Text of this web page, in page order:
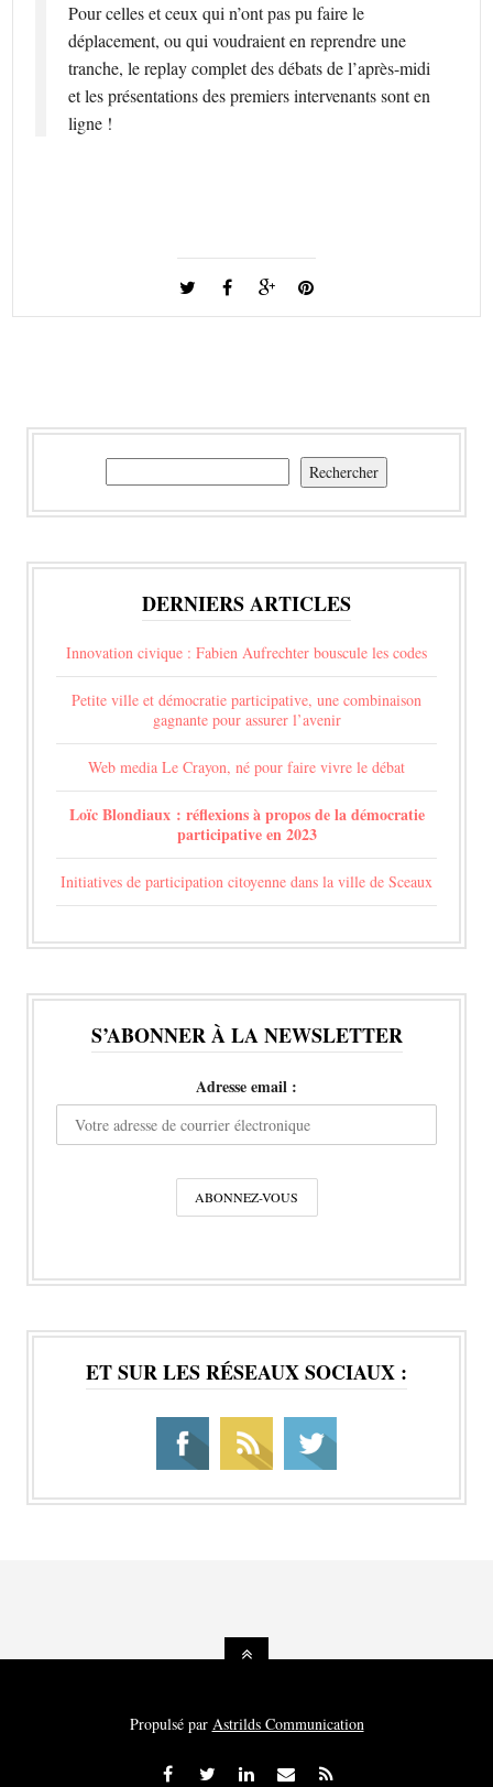
Pour celles et ceux qui n’ont pas pu faire le
déplacement, ou qui voudraient en reprendre une
tranche, le replay complet des débats de l’après-midi
et les présentations des premiers intervenants sont en
ligne !
Rechercher
DERNIERS ARTICLES
Innovation civique : Fabien Aufrechter bouscule les codes
Petite ville et démocratie participative, une combinaison
gagnante pour assurer l’avenir
Web media Le Crayon, né pour faire vivre le débat
Loïc Blondiaux : réflexions à propos de la démocratie
participative en 2023
Initiatives de participation citoyenne dans la ville de Sceaux
S’ABONNER À LA NEWSLETTER
Adresse email :
ET SUR LES RÉSEAUX SOCIAUX :
Propulsé par Astrilds Communication